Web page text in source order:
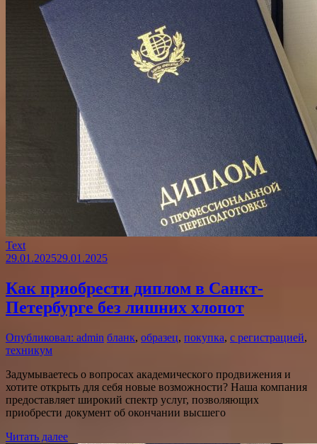
Text
29.01.202529.01.2025
Как приобрести диплом в Санкт-
Петербурге без лишних хлопот
Опубликовал: admin бланк, образец, покупка, с регистрацией,
техникум
Задумываетесь о вопросах академического продвижения и
хотите открыть для себя новые возможности? Наша компания
предоставляет широкий спектр услуг, позволяющих
приобрести документ об окончании высшего
Читать далее